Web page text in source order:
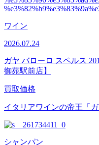
ワイン
2026.07.24
ガヤ バローロ スペルス
御苑駅前店】
買取価格
イタリアワインの帝王「
シャンパン